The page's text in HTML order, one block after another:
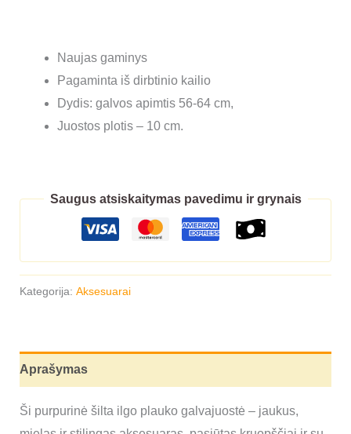
Naujas gaminys
Pagaminta iš dirbtinio kailio
Dydis: galvos apimtis 56-64 cm,
Juostos plotis – 10 cm.
Saugus atsiskaitymas pavedimu ir grynais
Kategorija: Aksesuarai
Aprašymas
Ši purpurinė šilta ilgo plauko galvajuostė – jaukus,